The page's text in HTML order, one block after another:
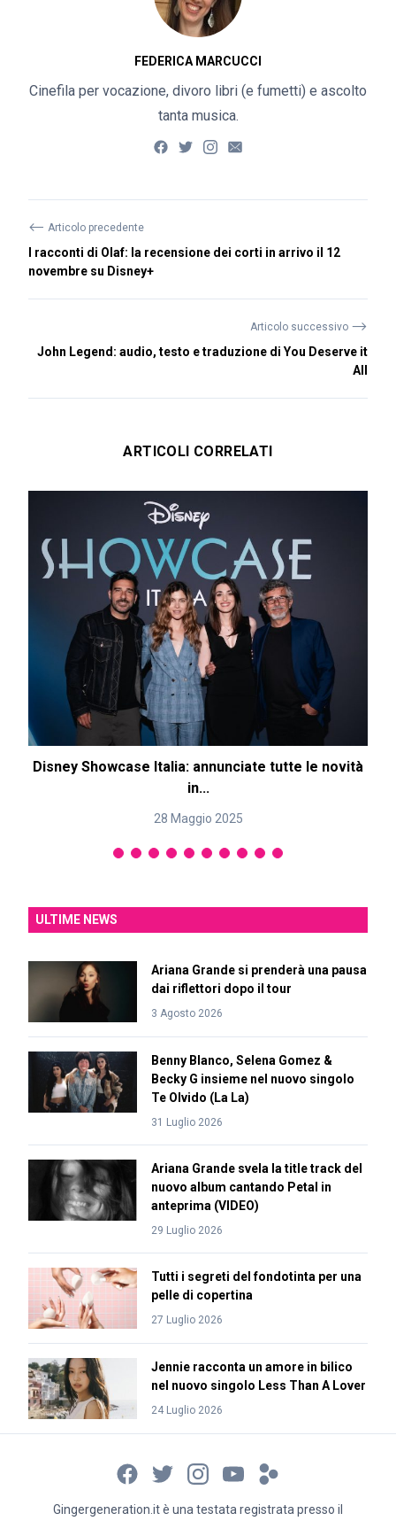
FEDERICA MARCUCCI
Cinefila per vocazione, divoro libri (e fumetti) e ascolto
tanta musica.
⟵ Articolo precedente
I racconti di Olaf: la recensione dei corti in arrivo il 12
novembre su Disney+
Articolo successivo ⟶
John Legend: audio, testo e traduzione di You Deserve it
All
ARTICOLI CORRELATI
Disney Showcase Italia: annunciate tutte le novità
in...
28 Maggio 2025
ULTIME NEWS
Ariana Grande si prenderà una pausa
dai riflettori dopo il tour
3 Agosto 2026
Benny Blanco, Selena Gomez &
Becky G insieme nel nuovo singolo
Te Olvido (La La)
31 Luglio 2026
Ariana Grande svela la title track del
nuovo album cantando Petal in
anteprima (VIDEO)
29 Luglio 2026
Tutti i segreti del fondotinta per una
pelle di copertina
27 Luglio 2026
Jennie racconta un amore in bilico
nel nuovo singolo Less Than A Lover
24 Luglio 2026
Gingergeneration.it è una testata registrata presso il